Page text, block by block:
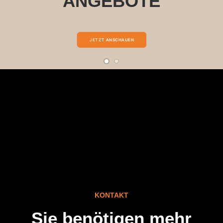
JETZT ANSCHAUEN
KONTAKT
Sie benötigen mehr